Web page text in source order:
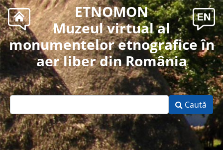
ETNOMON
Muzeul virtual al
monumentelor etnografice în
aer liber din România
Caută